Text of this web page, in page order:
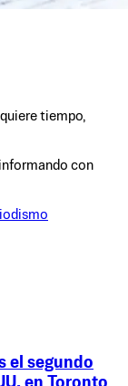
tiempo,
con
el segundo